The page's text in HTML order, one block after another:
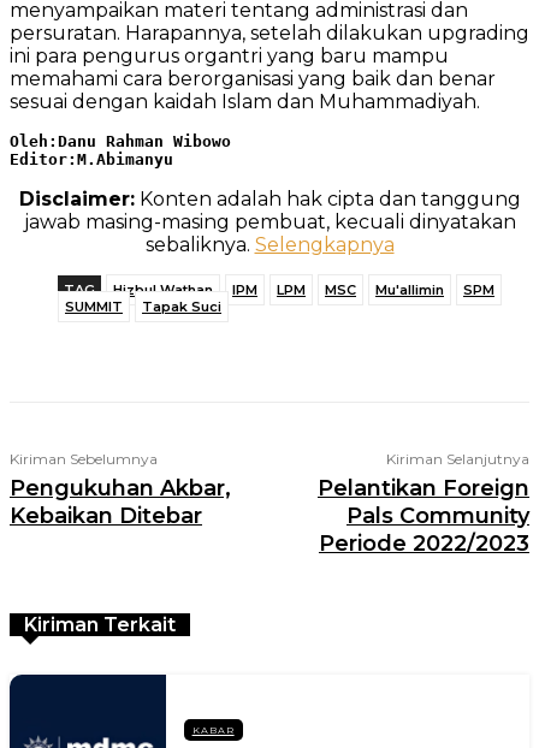
menyampaikan materi tentang administrasi dan
persuratan. Harapannya, setelah dilakukan upgrading
ini para pengurus organtri yang baru mampu
memahami cara berorganisasi yang baik dan benar
sesuai dengan kaidah Islam dan Muhammadiyah.
Oleh:Danu Rahman Wibowo
Editor:M.Abimanyu
Disclaimer:Konten adalah hak cipta dan tanggung
jawab masing-masing pembuat, kecuali dinyatakan
sebaliknya. Selengkapnya
TAG Hizbul Wathan IPM LPM MSC Mu'allimin
SPM
SUMMIT
Tapak Suci
Kiriman Sebelumnya
Pengukuhan Akbar,
Kebaikan Ditebar
Kiriman Selanjutnya
Pelantikan Foreign
Pals Community
Periode 2022/2023
Kiriman Terkait
KABAR